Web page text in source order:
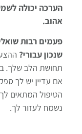
הערכה יכולה
אהוב.
פעמים רבות
שנכון עבורי?
תחושת הלב שלך.
אם עדיין יש לך
הטיפול המתאים
נשמח לעזור לך.